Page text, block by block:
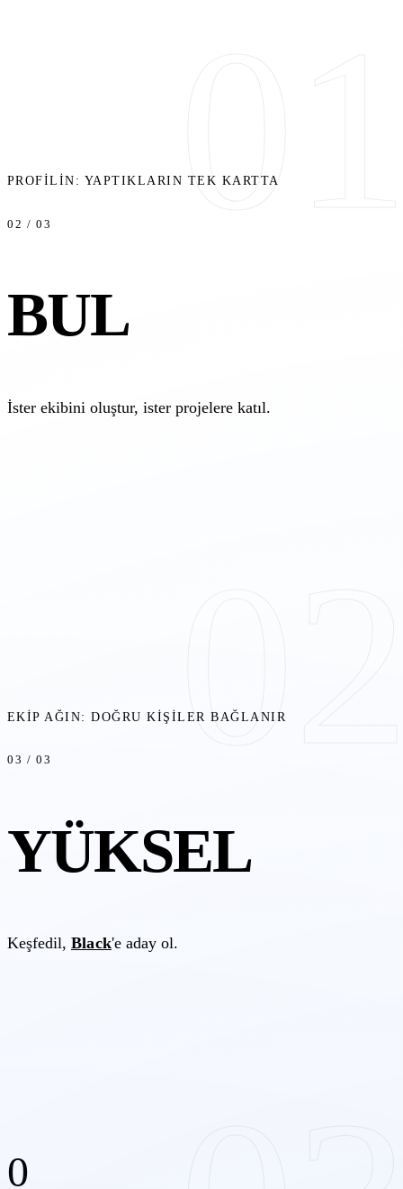
PROFILIN: YAPTIKLARIN TEK KARTTA
02 / 03
BUL
İster ekibini oluştur, ister projelere katıl.
EKIP AĞIN: DOĞRU KIŞILER BAĞLANIR
03 / 03
YÜKSEL
Keşfedil, Black'e aday ol.
0